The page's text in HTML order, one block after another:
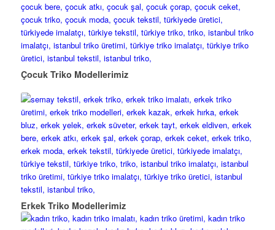
Çocuk Triko Modellerimiz
Erkek Triko Modellerimiz